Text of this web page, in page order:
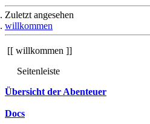
Zuletzt angesehen
willkommen
willkommen
Seitenleiste
Übersicht der Abenteuer
Docs